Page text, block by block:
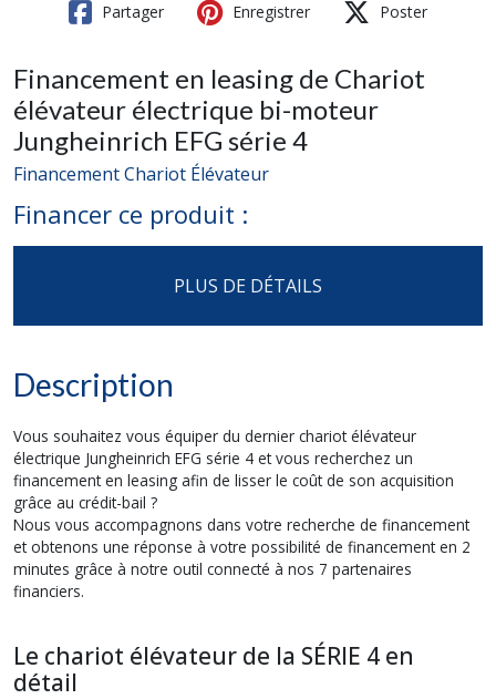
Partager Enregistrer Poster
Financement en leasing de Chariot
élévateur électrique bi-moteur
Jungheinrich EFG série 4
Financement Chariot Élévateur
Financer ce produit :
PLUS DE DÉTAILS
Description
Vous souhaitez vous équiper du dernier chariot élévateur
électrique Jungheinrich EFG série 4 et vous recherchez un
financement en leasing afin de lisser le coût de son acquisition
grâce au crédit-bail ?
Nous vous accompagnons dans votre recherche de financement
et obtenons une réponse à votre possibilité de financement en 2
minutes grâce à notre outil connecté à nos 7 partenaires
financiers.
Le chariot élévateur de la SÉRIE 4 en
détail